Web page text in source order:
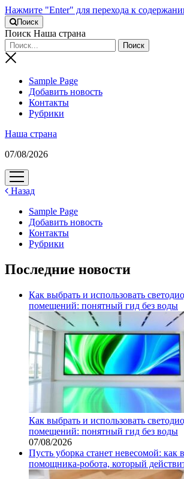
Нажмите "Enter" для перехода к
Поиск
Поиск Наша страна
Sample Page
Добавить новость
Контакты
Рубрики
Наша страна
07/08/2026
открыть
меню
Назад
Sample Page
Добавить новость
Контакты
Рубрики
Последние новости
Как выбрать и использовать
помещений: понятный гид без воды
Как выбрать и использовать
помещений: понятный гид без воды
07/08/2026
Пусть уборка станет невесомой: как
помощника‑робота, который